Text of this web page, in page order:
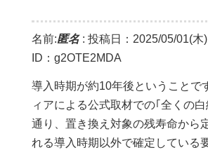
名前:匿名: 投稿日：2025/05/01(木
ID：g2OTE2MDA
導入時期が約10年後ということで
ィアによる公式取材での｢全くの
通り、置き換え対象の残寿命から
れる導入時期以外で確定している